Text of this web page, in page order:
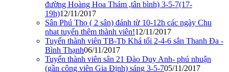
đường Hoàng Hoa Thám ,tân bình) 3-5-7(17-
19h)12/11/2017
Sân Phú Thọ ( 2 sân) đánh từ 10-12h các ngày Chu
nhat tuyển thêm thành viên!12/11/2017
Tuyển thành viên TB-Tb Khá tối 2-4-6 sân Thanh Đa -
Bình Thạnh06/11/2017
Tuyển thành viên sân 21 Đào Duy Anh- phú nhuận
(gần công viên Gia Định) sáng 3-5-705/11/2017